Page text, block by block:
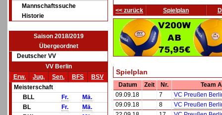
Mannschaftssuche
Historie
Saison 2018/2019
Übergeordnet
Deutscher VV
VV Berlin
Erw.
Jug. Sen. BFS
BSV
Meisterschaft
BLL
Fr.
Mä.
BL
Fr.
Mä.
<< zurück Spielplan
Spielplan
Datum Zeit Nr.
Team A
09.09.18
7
VC Preußen
09.09.18
8
VC Preußen